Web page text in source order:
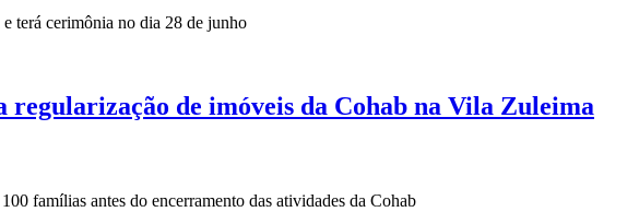
terá cerimônia no dia 28 de junho
de imóveis da Cohab na Vila Zuleima
famílias antes do encerramento das atividades da Cohab